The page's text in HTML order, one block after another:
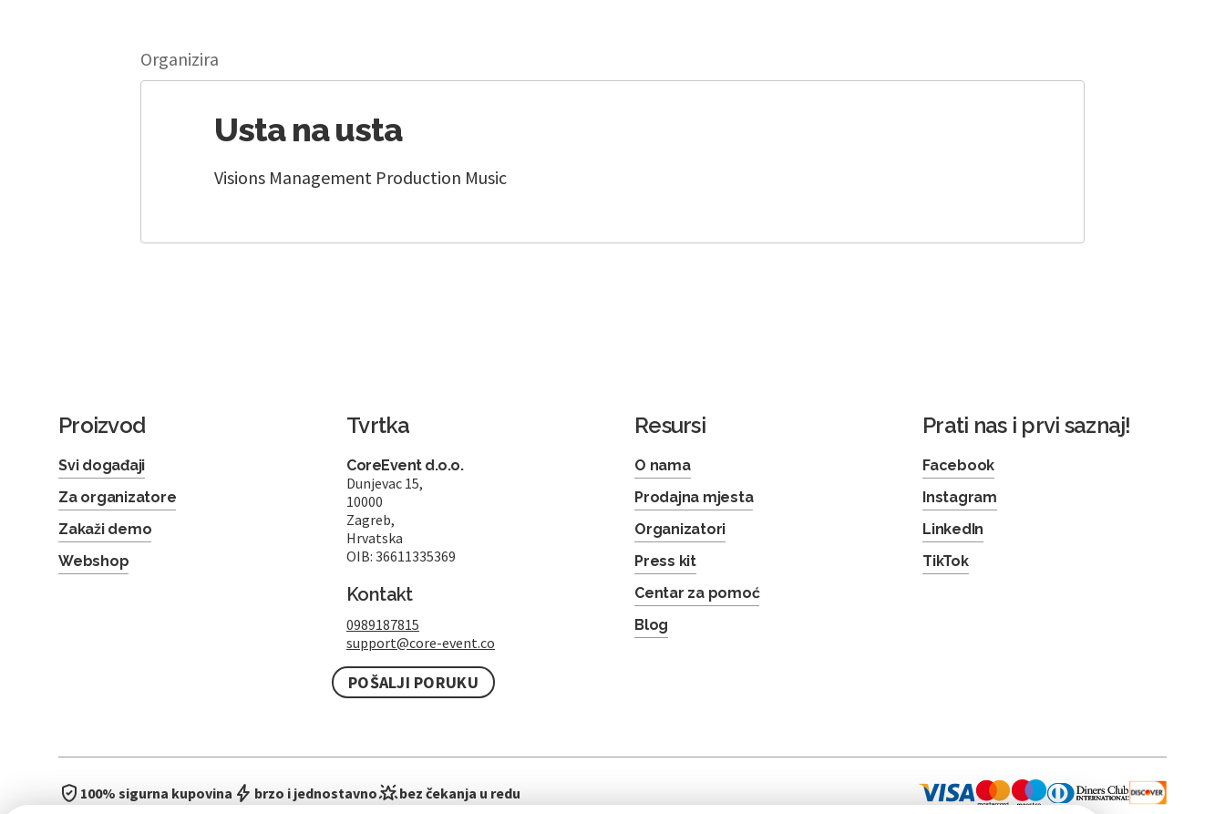
Organizira
Usta na usta
Visions Management Production Music
Proizvod
Svi događaji
Za organizatore
Zakaži demo
Webshop
Tvrtka
CoreEvent d.o.o.
Dunjevac 15,
10000
Zagreb,
Hrvatska
OIB: 36611335369
Kontakt
0989187815
support@core-event.co
POŠALJI PORUKU
Resursi
O nama
Prodajna mjesta
Organizatori
Press kit
Centar za pomoć
Blog
Prati nas i prvi saznaj!
Facebook
Instagram
LinkedIn
TikTok
100% sigurna kupovina brzo i jednostavno bez čekanja u redu